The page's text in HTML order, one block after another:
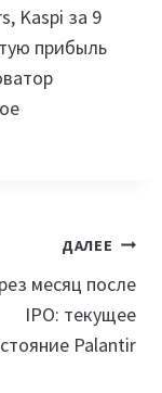
Kaspi за 9
прибыль
ДАЛЕЕ
месяц после
IPO: текущее
Palantir